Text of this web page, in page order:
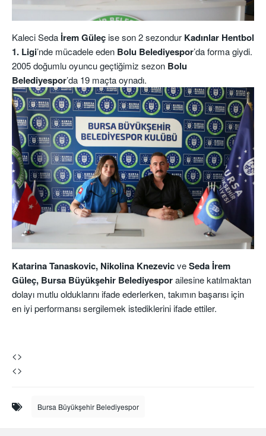
Kaleci Seda İrem Güleçise son 2 sezondur Kadınlar Hentbol
1. Ligi’nde mücadele eden Bolu Belediyespor’da forma giydi.
2005 doğumlu oyuncu geçtiğimiz sezon Bolu
Belediyespor’da 19 maçta oynadı.
Katarina Tanaskovic, Nikolina KnezevicveSeda İrem
Güleç, Bursa Büyükşehir Belediyesporailesine katılmaktan
dolayı mutlu olduklarını ifade ederlerken, takımın başarısı için
en iyi performansı sergilemek istediklerini ifade ettiler.
<>
<>
Bursa Büyükşehir Belediyespor